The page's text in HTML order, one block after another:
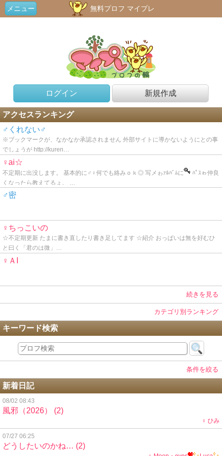
メニュー 無料プロフ マイプレ
ログイン 新規作成
アクセスランキング
♂くれない♂
※ブックマークが、なかなか承認されません 外部サイトに導かないようにとの事
でしょうが http://kuren…
♀ai☆
不定期に出没します。 基本的に♂♀何でも絡みｏｋ◎ 写メゎｧﾙﾊﾞﾑに
ﾊﾟｽゎ仲良
くなったら教えてるょ。 …
♂密
♀ちっこいの
☆不定期更新 たまに書き直したり書き足してます ☆紹介 おっぱいは無を好むひ
と曰く「君のは微」…
♀ＡI
続きを見る
カテゴリ別ランキング
キーワード検索
条件を絞る
新着日記
08/02 08:43
風邪（2026） (2)
♀ ひみ
07/27 06:25
どうしたいのかね… (2)